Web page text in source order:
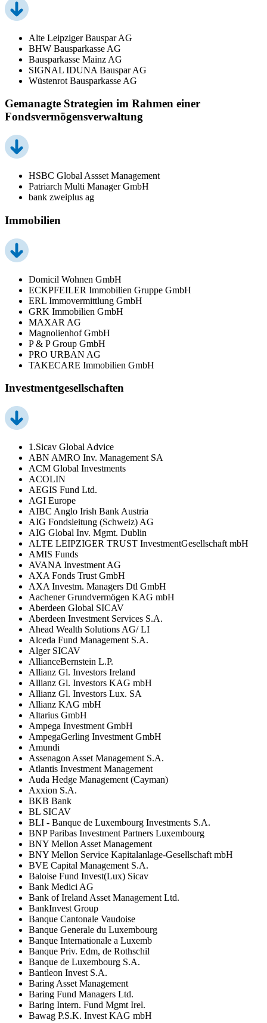
Alte Leipziger Bauspar AG
BHW Bausparkasse AG
Bausparkasse Mainz AG
SIGNAL IDUNA Bauspar AG
Wüstenrot Bausparkasse AG
Gemanagte Strategien im Rahmen einer
Fondsvermögensverwaltung
HSBC Global Assset Management
Patriarch Multi Manager GmbH
bank zweiplus ag
Immobilien
Domicil Wohnen GmbH
ECKPFEILER Immobilien Gruppe GmbH
ERL Immovermittlung GmbH
GRK Immobilien GmbH
MAXAR AG
Magnolienhof GmbH
P & P Group GmbH
PRO URBAN AG
TAKECARE Immobilien GmbH
Investmentgesellschaften
1.Sicav Global Advice
ABN AMRO Inv. Management SA
ACM Global Investments
ACOLIN
AEGIS Fund Ltd.
AGI Europe
AIBC Anglo Irish Bank Austria
AIG Fondsleitung (Schweiz) AG
AIG Global Inv. Mgmt. Dublin
ALTE LEIPZIGER TRUST InvestmentGesellschaft mbH
AMIS Funds
AVANA Investment AG
AXA Fonds Trust GmbH
AXA Investm. Managers Dtl GmbH
Aachener Grundvermögen KAG mbH
Aberdeen Global SICAV
Aberdeen Investment Services S.A.
Ahead Wealth Solutions AG/ LI
Alceda Fund Management S.A.
Alger SICAV
AllianceBernstein L.P.
Allianz Gl. Investors Ireland
Allianz Gl. Investors KAG mbH
Allianz Gl. Investors Lux. SA
Allianz KAG mbH
Altarius GmbH
Ampega Investment GmbH
AmpegaGerling Investment GmbH
Amundi
Assenagon Asset Management S.A.
Atlantis Investment Management
Auda Hedge Management (Cayman)
Axxion S.A.
BKB Bank
BL SICAV
BLI - Banque de Luxembourg Investments S.A.
BNP Paribas Investment Partners Luxembourg
BNY Mellon Asset Management
BNY Mellon Service Kapitalanlage-Gesellschaft mbH
BVE Capital Management S.A.
Baloise Fund Invest(Lux) Sicav
Bank Medici AG
Bank of Ireland Asset Management Ltd.
BankInvest Group
Banque Cantonale Vaudoise
Banque Generale du Luxembourg
Banque Internationale a Luxemb
Banque Priv. Edm, de Rothschil
Banque de Luxembourg S.A.
Bantleon Invest S.A.
Baring Asset Management
Baring Fund Managers Ltd.
Baring Intern. Fund Mgmt Irel.
Bawag P.S.K. Invest KAG mbH